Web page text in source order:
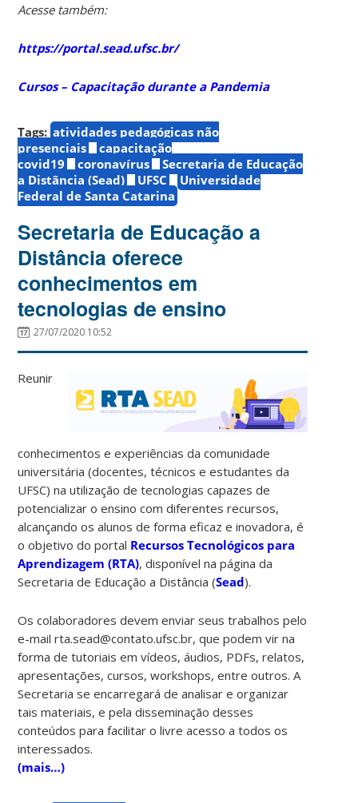
Acesse também:
https://portal.sead.ufsc.br/
Cursos – Capacitação durante a Pandemia
Tags: atividades pedagógicas não
presenciais
capacitação
covid19
coronavírus
Secretaria de Educação
a Distância (Sead)
UFSC
Universidade
Federal de Santa Catarina
Secretaria de Educação a
Distância oferece
conhecimentos em
tecnologias de ensino
27/07/2020 10:52
Reunir
conhecimentos e experiências da comunidade
universitária (docentes, técnicos e estudantes da
UFSC) na utilização de tecnologias capazes de
potencializar o ensino com diferentes recursos,
alcançando os alunos de forma eficaz e inovadora, é
o objetivo do portal Recursos Tecnológicos para
Aprendizagem (RTA), disponível na página da
Secretaria de Educação a Distância (Sead).
Os colaboradores devem enviar seus trabalhos pelo
e-mail rta.sead@contato.ufsc.br, que podem vir na
forma de tutoriais em vídeos, áudios, PDFs, relatos,
apresentações, cursos, workshops, entre outros. A
Secretaria se encarregará de analisar e organizar
tais materiais, e pela disseminação desses
conteúdos para facilitar o livre acesso a todos os
interessados.
(mais…)